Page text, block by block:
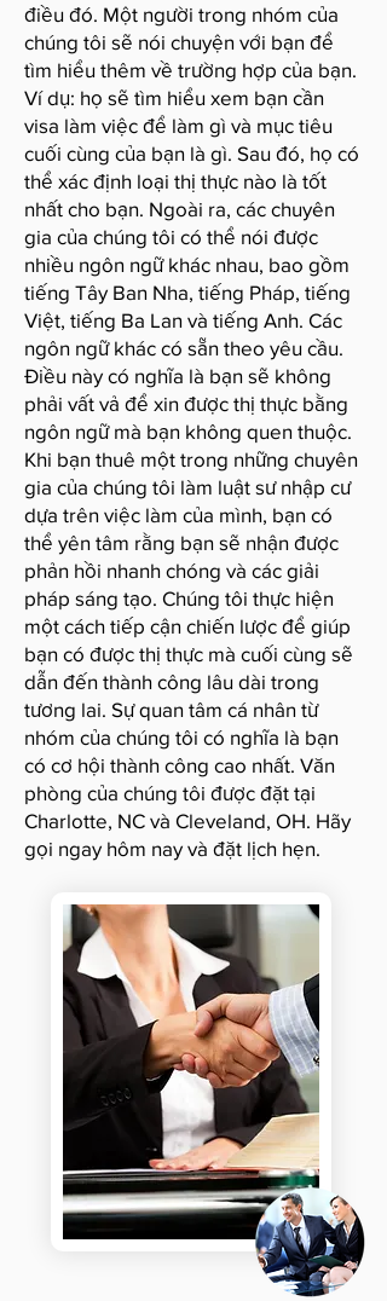
điều đó. Một người trong nhóm của
chúng tôi sẽ nói chuyện với bạn để
tìm hiểu thêm về trường hợp của bạn.
Ví dụ: họ sẽ tìm hiểu xem bạn cần
visa làm việc để làm gì và mục tiêu
cuối cùng của bạn là gì. Sau đó, họ có
thể xác định loại thị thực nào là tốt
nhất cho bạn. Ngoài ra, các chuyên
gia của chúng tôi có thể nói được
nhiều ngôn ngữ khác nhau, bao gồm
tiếng Tây Ban Nha, tiếng Pháp, tiếng
Việt, tiếng Ba Lan và tiếng Anh. Các
ngôn ngữ khác có sẵn theo yêu cầu.
Điều này có nghĩa là bạn sẽ không
phải vất vả để xin được thị thực bằng
ngôn ngữ mà bạn không quen thuộc.
Khi bạn thuê một trong những chuyên
gia của chúng tôi làm luật sư nhập cư
dựa trên việc làm của mình, bạn có
thể yên tâm rằng bạn sẽ nhận được
phản hồi nhanh chóng và các giải
pháp sáng tạo. Chúng tôi thực hiện
một cách tiếp cận chiến lược để giúp
bạn có được thị thực mà cuối cùng sẽ
dẫn đến thành công lâu dài trong
tương lai. Sự quan tâm cá nhân từ
nhóm của chúng tôi có nghĩa là bạn
có cơ hội thành công cao nhất. Văn
phòng của chúng tôi được đặt tại
Charlotte, NC và Cleveland, OH. Hãy
gọi ngay hôm nay và đặt lịch hẹn.